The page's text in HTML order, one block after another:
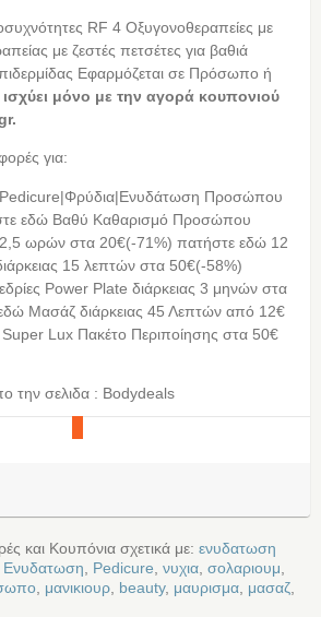
RF 4 Οξυγονοθεραπείες με
με ζεστές πετσέτες για βαθιά
Εφαρμόζεται σε Πρόσωπο ή
μόνο με την αγορά κουπονιού
για:
Προσώπου
εδώ Βαθύ Καθαρισμό Προσώπου
2,5 ωρών στα 20€(-71%) πατήστε εδώ 12
15 λεπτών στα 50€(-58%)
Power Plate διάρκειας 3 μηνών στα
Μασάζ διάρκειας 45 Λεπτών από 12€
Lux Πακέτο Περιποίησης στα 50€
την σελιδα : Bodydeals
και Κουπόνια σχετικά με: ενυδατωση
Ενυδατωση Pedicure νυχια σολαριουμ
μανικιουρ beauty, μαυρισμα μασαζ